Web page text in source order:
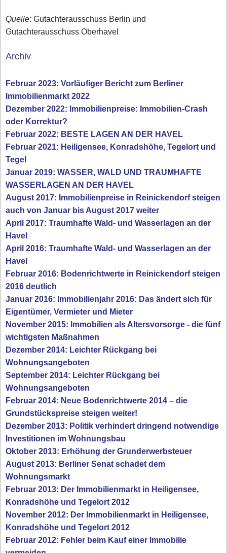
Quelle: Gutachterausschuss Berlin und
Gutachterausschuss Oberhavel
Archiv
Februar 2023: Vorläufiger Bericht zum Berliner
Immobilienmarkt 2022
Dezember 2022: Immobilienpreise: Immobilien-Crash
oder Korrektur?
Februar 2022: BESTE LAGEN AN DER HAVEL
Februar 2021: Heiligensee, Konradshöhe, Tegelort und
Tegel
Januar 2019: WASSER, WALD UND TRAUMHAFTE
WASSERLAGEN AN DER HAVEL
August 2017: Immobilienpreise in Reinickendorf steigen
auch von Januar bis August 2017 weiter
April 2017: Traumhafte Wald- und Wasserlagen an der
Havel
April 2016: Traumhafte Wald- und Wasserlagen an der
Havel
Februar 2016: Bodenrichtwerte in Reinickendorf steigen
2016 deutlich
Januar 2016: Immobilienjahr 2016: Das ändert sich für
Eigentümer, Vermieter und Mieter
November 2015: Immobilien als Altersvorsorge - die fünf
wichtigsten Maßnahmen
Dezember 2014: Leichter Rückgang bei
Wohnungsangeboten
September 2014: Leichter Rückgang bei
Wohnungsangeboten
Februar 2014: Neue Bodenrichtwerte 2014 – die
Grundstückspreise steigen weiter!
Dezember 2013: Politik verhindert dringend notwendige
Investitionen im Wohnungsbau
Oktober 2013: Erhöhung der Grunderwerbsteuer
August 2013: Berliner Senat schadet dem
Wohnungsmarkt
Februar 2013: Der Immobilienmarkt in Heiligensee,
Konradshöhe und Tegelort 2012
November 2012: Der Immobilienmarkt in Heiligensee,
Konradshöhe und Tegelort 2012
Februar 2012: Fehler beim Kauf einer Immobilie